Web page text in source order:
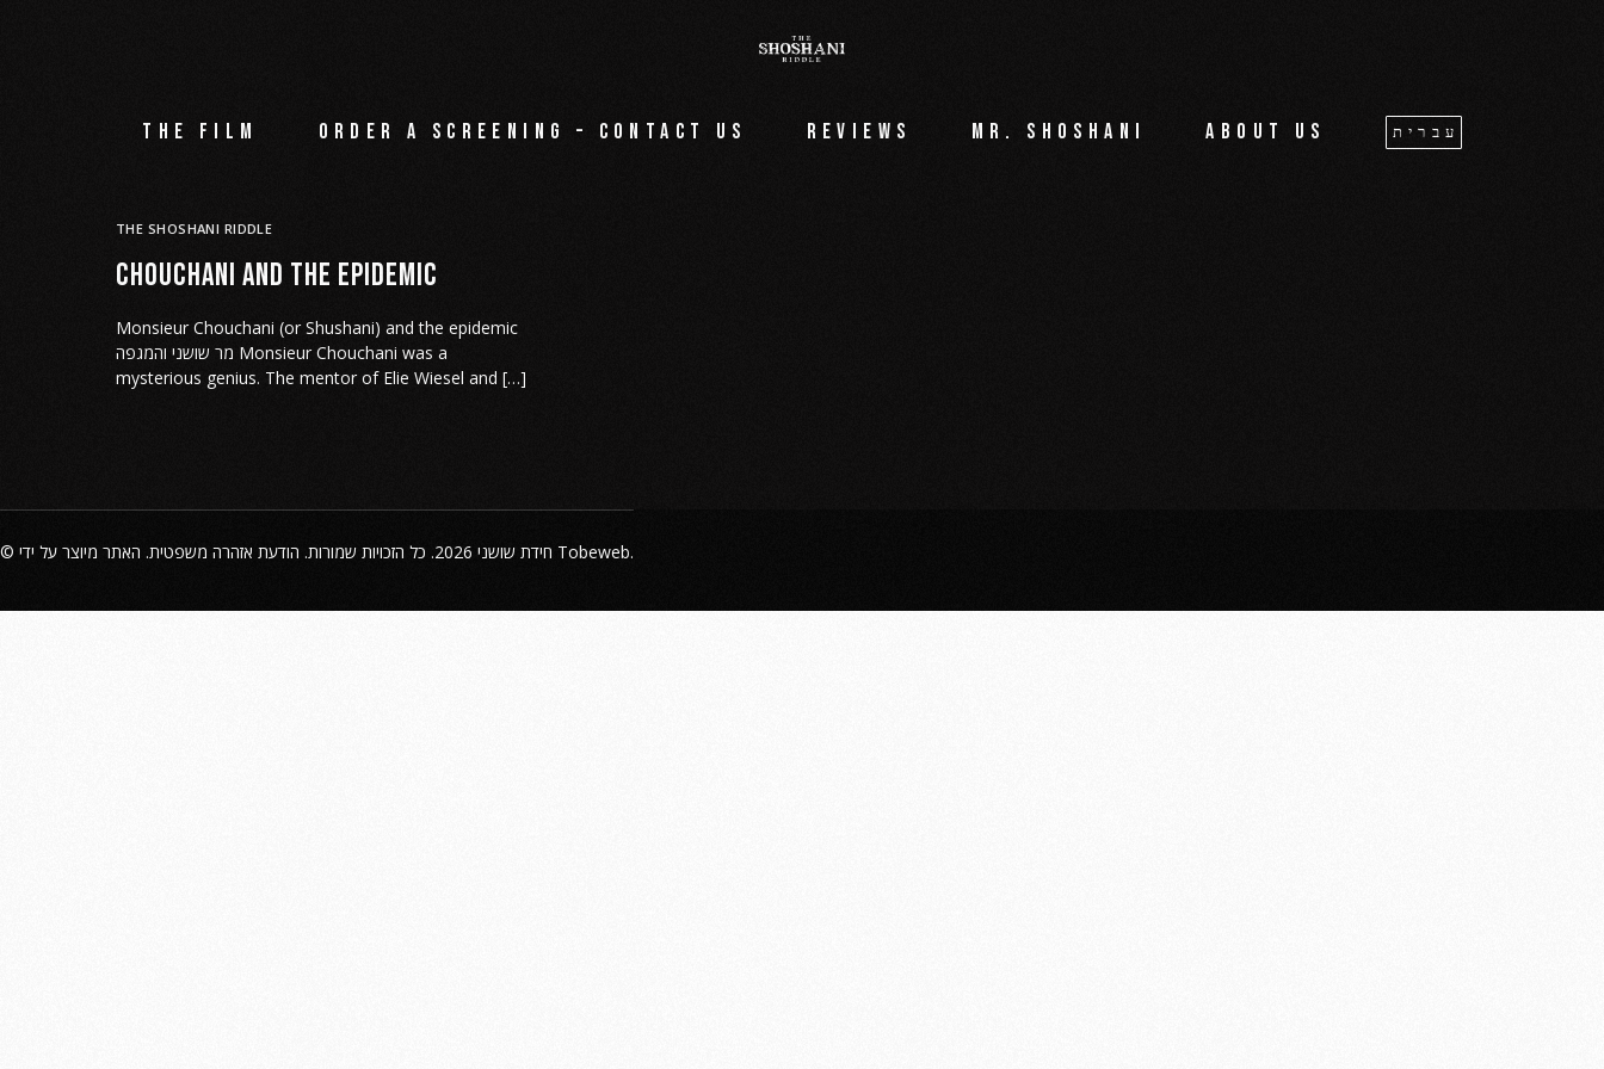
The film Order a screening – Contact Us Reviews Mr. Shoshani About us עברית
THE SHOSHANI RIDDLE
Chouchani and the epidemic
Monsieur Chouchani (or Shushani) and the epidemic
מר שושני והמגפה Monsieur Chouchani was a
mysterious genius. The mentor of Elie Wiesel and […]
© חידת שושני הודעת אזהרה משפטית Tobeweb.